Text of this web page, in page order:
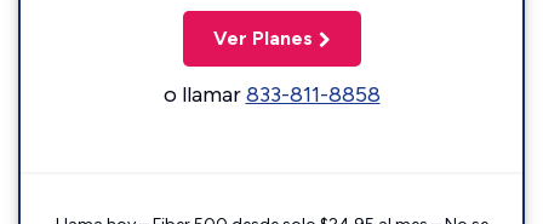
Ver Planes
o llamar833-811-8858